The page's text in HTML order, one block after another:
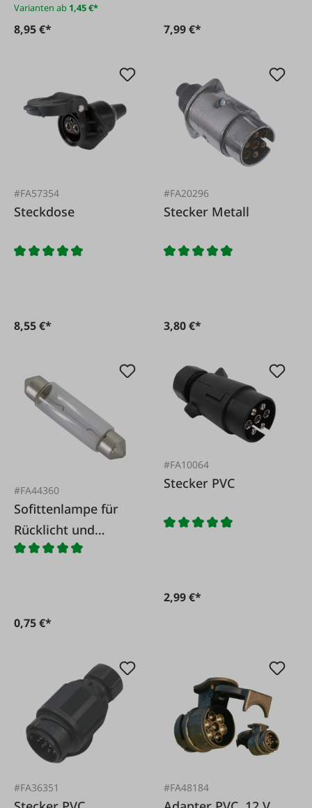
Varianten ab 1,45 €*
8,95 €* 7,99 €*
#FA57354
Steckdose
8,55 €*
#FA20296
Stecker Metall
3,80 €*
#FA44360
Sofittenlampe für
Rücklicht und
Kennzeichenbeleuch
0,75 €*
#FA10064
Stecker PVC
2,99 €*
#FA36351 #FA48184